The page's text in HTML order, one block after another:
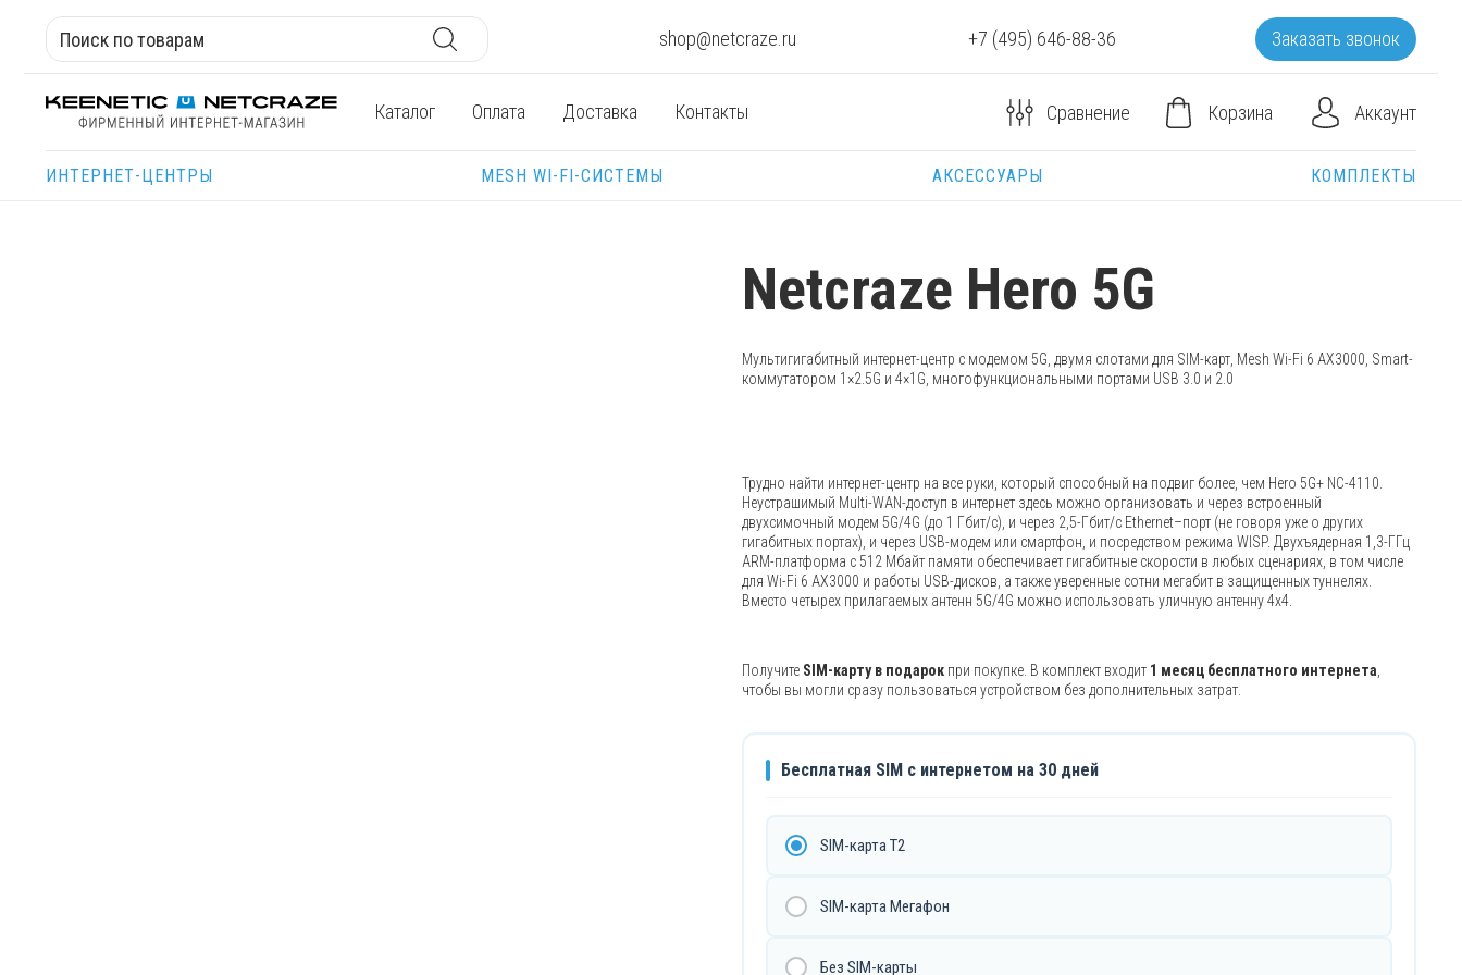
shop@netcraze.ru +7 (495) 646-88-36 Заказать звонок
Каталог Оплата Доставка Контакты Сравнение Корзина Аккаунт
ИНТЕРНЕТ-ЦЕНТРЫ MESH WI-FI-СИСТЕМЫ АКСЕССУАРЫ КОМПЛЕКТЫ
Netcraze Hero 5G
Мультигигабитный интернет-центр с модемом 5G, двумя слотами для SIM-карт, Mesh Wi-Fi 6 AX3000, Smart-
коммутатором 1×2.5G и 4×1G, многофункциональными портами USB 3.0 и 2.0
Трудно найти интернет-центр на все руки, который способный на подвиг более, чем Hero 5G+ NC-4110.
Неустрашимый Multi-WAN-доступ в интернет здесь можно организовать и через встроенный
двухсимочный модем 5G/4G (до 1 Гбит/с), и через 2,5-Гбит/с Ethernet–порт (не говоря уже о других
гигабитных портах), и через USB-модем или смартфон, и посредством режима WISP. Двухъядерная 1,3-ГГц
ARM-платформа с 512 Мбайт памяти обеспечивает гигабитные скорости в любых сценариях, в том числе
для Wi-Fi 6 AX3000 и работы USB-дисков, а также уверенные сотни мегабит в защищенных туннелях.
Вместо четырех прилагаемых антенн 5G/4G можно использовать уличную антенну 4х4.
Получите SIM-карту в подарок при покупке. В комплект входит 1 месяц бесплатного интернета,
чтобы вы могли сразу пользоваться устройством без дополнительных затрат.
Бесплатная SIM с интернетом на 30 дней
SIM-карта T2
SIM-карта Мегафон
Без SIM-карты